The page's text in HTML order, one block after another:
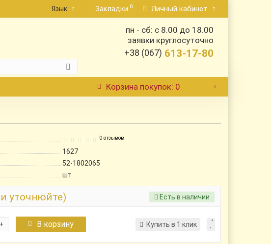
Язык Закладки 0 Личный кабинет
пн - сб: с 8.00 до 18.00
заявки круглосуточно
+38 (067) 613-17-80
Корзинапокупок: 0
0 отзывов
1627
52-1802065
шт
уточнюйте) Есть в наличии
+ В корзину Купить в 1 клик